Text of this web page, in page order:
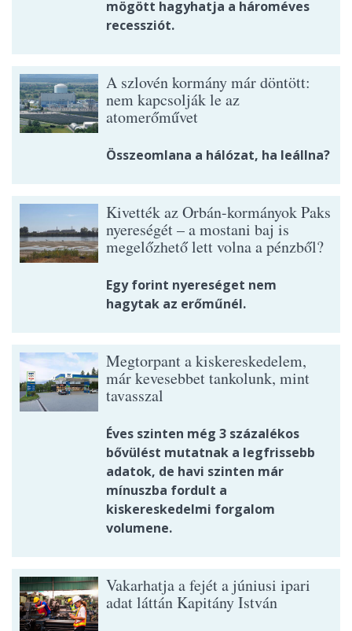
mögött hagyhatja a hároméves
recessziót.
A szlovén kormány már döntött:
nem kapcsolják le az
atomerőművet
Összeomlana a hálózat, ha leállna?
Kivették az Orbán-kormányok Paks
nyereségét – a mostani baj is
megelőzhető lett volna a pénzből?
Egy forint nyereséget nem
hagytak az erőműnél.
Megtorpant a kiskereskedelem,
már kevesebbet tankolunk, mint
tavasszal
Éves szinten még 3 százalékos
bővülést mutatnak a legfrissebb
adatok, de havi szinten már
mínuszba fordult a
kiskereskedelmi forgalom
volumene.
Vakarhatja a fejét a júniusi ipari
adat láttán Kapitány István